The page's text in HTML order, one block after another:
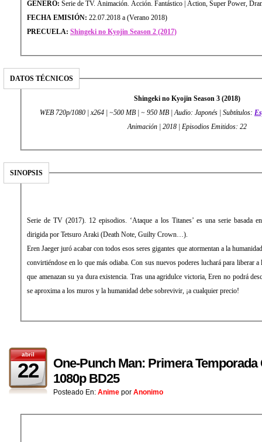
GÉNERO: Serie de TV. Animación. Acción. Fantástico | Action, Super Power,
FECHA EMISIÓN: 22.07.2018 a (Verano 2018)
PRECUELA: Shingeki no Kyojin Season 2 (2017)
DATOS TÉCNICOS
Shingeki no Kyojin Season 3 (2018)
WEB 720p/1080 | x264 | ~500 MB | ~ 950 MB | Audio: Japonés | Subtítulos:
Animación | 2018 | Episodios Emitidos: 22
SINOPSIS
Serie de TV (2017). 12 episodios. ‘Ataque a los Titanes’ es una serie basada
dirigida por Tetsuro Araki (Death Note, Guilty Crown…).
Eren Jaeger juró acabar con todos esos seres gigantes que atormentan a la
convirtiéndose en lo que más odiaba. Con sus nuevos poderes luchará para liberar
que amenazan su ya dura existencia. Tras una agridulce victoria, Eren no podrá
se aproxima a los muros y la humanidad debe sobrevivir, ¡a cualquier precio!
abril
22
One-Punch Man: Primera Temporada
1080p BD25
Posteado En: Anime por Anonimo